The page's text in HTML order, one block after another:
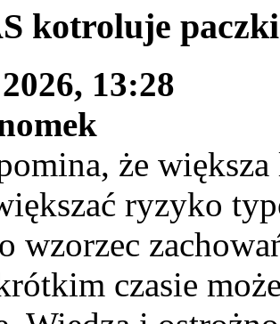
kotroluje
13:28
że
ryzyko
wzorzec
czasie